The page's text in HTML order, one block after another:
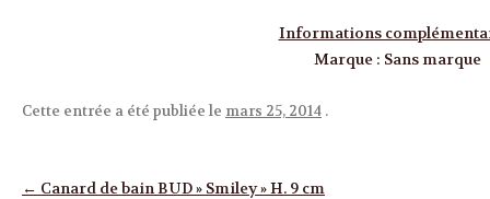
Informations
Marque : Sans marque
Cette entrée a été publiée le mars 25, 2014 .
Navigation des articles
← Canard de bain BUD » Smiley » H. 9 cm